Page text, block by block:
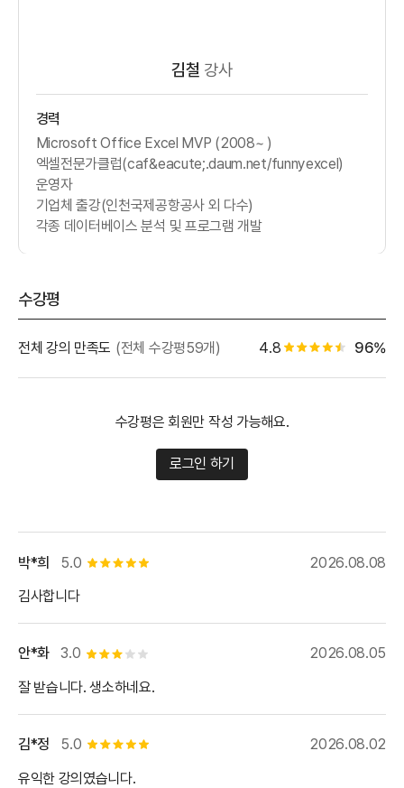
김철 강사
경력
Microsoft Office Excel MVP (2008~ )
엑셀전문가클럽(caf&eacute;.daum.net/funnyexcel)
운영자
기업체 출강(인천국제공항공사 외 다수)
각종 데이터베이스 분석 및 프로그램 개발
수강평
전체 강의 만족도 (전체 수강평59개) 4.8 별점 4.5개 별점 백
96%
수강평은 회원만 작성 가능해요.
로그인 하기
5.0 별점 5개
박*희
2026.08.08
김사합니다
3.0 별점 3개
안*화
2026.08.05
잘 받습니다. 생소하네요.
5.0 별점 5개
김*정
2026.08.02
유익한 강의였습니다.